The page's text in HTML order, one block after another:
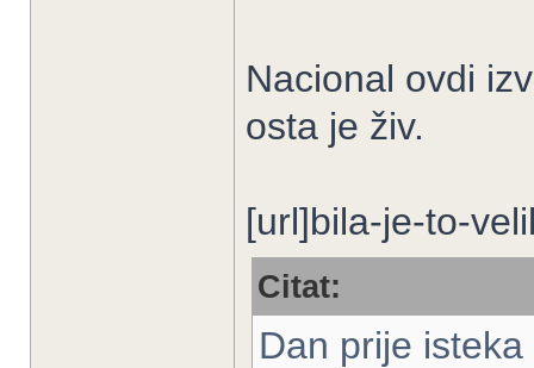
Nacional ovdi
osta je živ.
[url]bila-je-to-
Citat:
Dan prije